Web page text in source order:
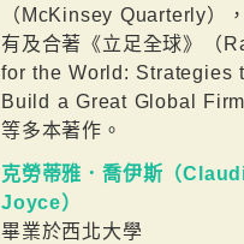
（McKinsey Quarterly）
有及合著《立足全球》（
for the World: Strategies
Build a Great Global Firm
等多本著作。
克勞蒂雅．喬伊斯（
Joyce）
畢業於西北大學